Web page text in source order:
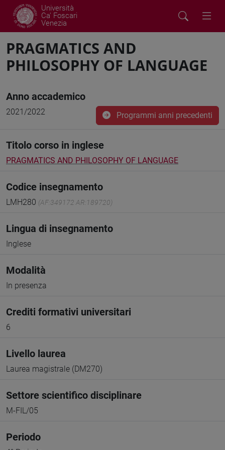
Università
Ca' Foscari
Venezia
PRAGMATICS AND
PHILOSOPHY OF LANGUAGE
Anno accademico
2021/2022 Programmi anni precedenti
Titolo corso in inglese
PRAGMATICS AND PHILOSOPHY OF LANGUAGE
Codice insegnamento
LMH280 (AF:349172 AR:189720)
Lingua di insegnamento
Inglese
Modalità
In presenza
Crediti formativi universitari
6
Livello laurea
Laurea magistrale (DM270)
Settore scientifico disciplinare
M-FIL/05
Periodo